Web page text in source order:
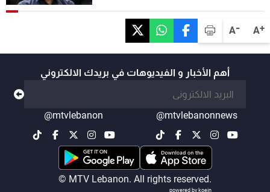
A+
A-
أهم الأخبار و الفيديوهات في بريدك الالكتروني
@mtvlebanonnews
@mtvlebanon
© MTV Lebanon. All rights reserved.
powered by koein